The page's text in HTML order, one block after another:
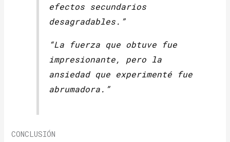
efectos secundarios
desagradables.”
“La fuerza que obtuve fue
impresionante, pero la
ansiedad que experimenté fue
abrumadora.”
CONCLUSIÓN